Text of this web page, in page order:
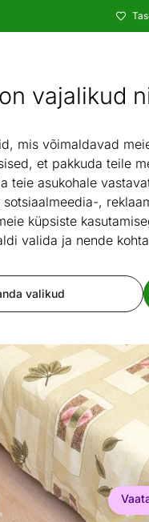
vajalikud
mis võimaldavad
et pakkuda teile
teie asukohale
,
küpsiste
valida ja nende
valikud
- ON24